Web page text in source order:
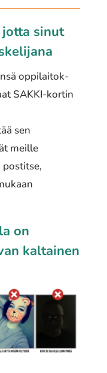
sinut
oppi­lai­tok­
SAKKI-kortin
sen
meille
on
kaltainen